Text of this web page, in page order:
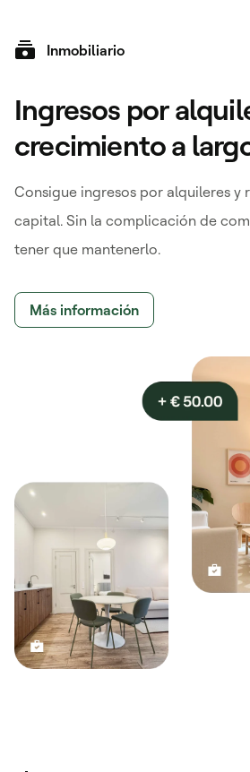
Inmobiliario
Ingresos por
crecimiento a
Consigue ingresos por alquileres y
capital. Sin la complicación de
tener que mantenerlo.
Más información